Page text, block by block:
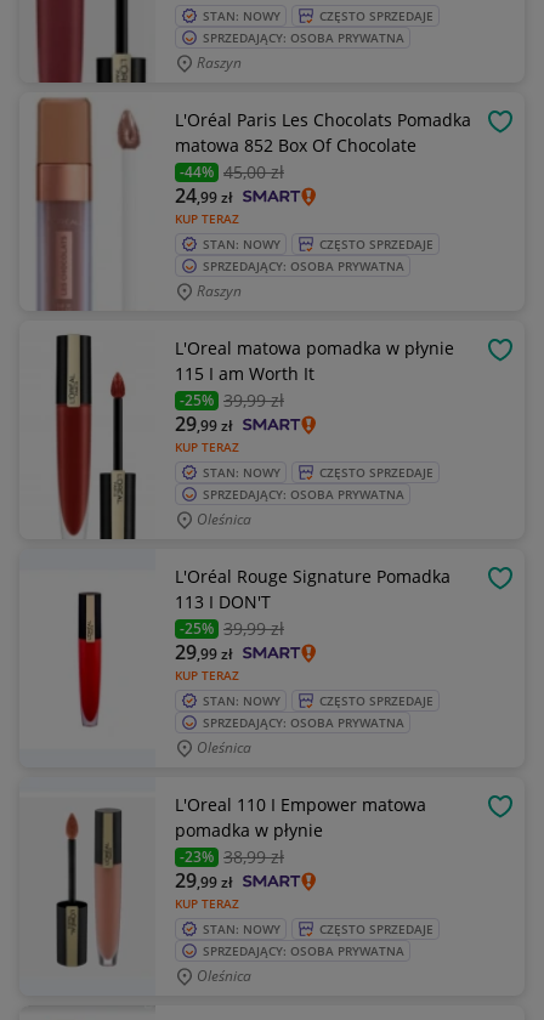
STAN: NOWY
CZĘSTO SPRZEDAJE
SPRZEDAJĄCY: OSOBA PRYWATNA
Raszyn
L'Oréal Paris Les Chocolats Pomadka
matowa 852 Box Of Chocolate
-44% 45,00 zł
KUP TERAZ
24,99zł
STAN: NOWY
CZĘSTO SPRZEDAJE
SPRZEDAJĄCY: OSOBA PRYWATNA
Raszyn
L'Oreal matowa pomadka w płynie
115 I am Worth It
-25% 39,99 zł
KUP TERAZ
29,99zł
STAN: NOWY
CZĘSTO SPRZEDAJE
SPRZEDAJĄCY: OSOBA PRYWATNA
Oleśnica
L'Oréal Rouge Signature Pomadka
113 I DON'T
-25% 39,99 zł
KUP TERAZ
29,99zł
STAN: NOWY
CZĘSTO SPRZEDAJE
SPRZEDAJĄCY: OSOBA PRYWATNA
Oleśnica
L'Oreal 110 I Empower matowa
pomadka w płynie
-23% 38,99 zł
KUP TERAZ
29,99zł
STAN: NOWY
CZĘSTO SPRZEDAJE
SPRZEDAJĄCY: OSOBA PRYWATNA
Oleśnica